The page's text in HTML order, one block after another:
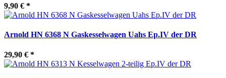
9,90 € *
Arnold HN 6368 N Gaskesselwagen Uahs Ep.IV der DR
29,90 € *